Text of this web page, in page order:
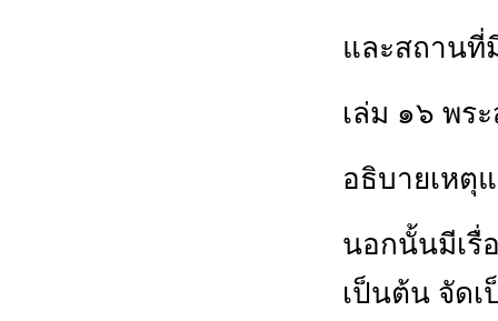
และสถานที่
เล่ม ๑๖ พร
อธิบายเหตุ
นอกนั้นมีเรื่
เป็นต้น จัด